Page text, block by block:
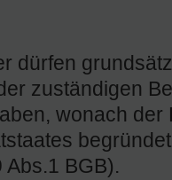
dürfen
zuständigen
wonach
BGB).